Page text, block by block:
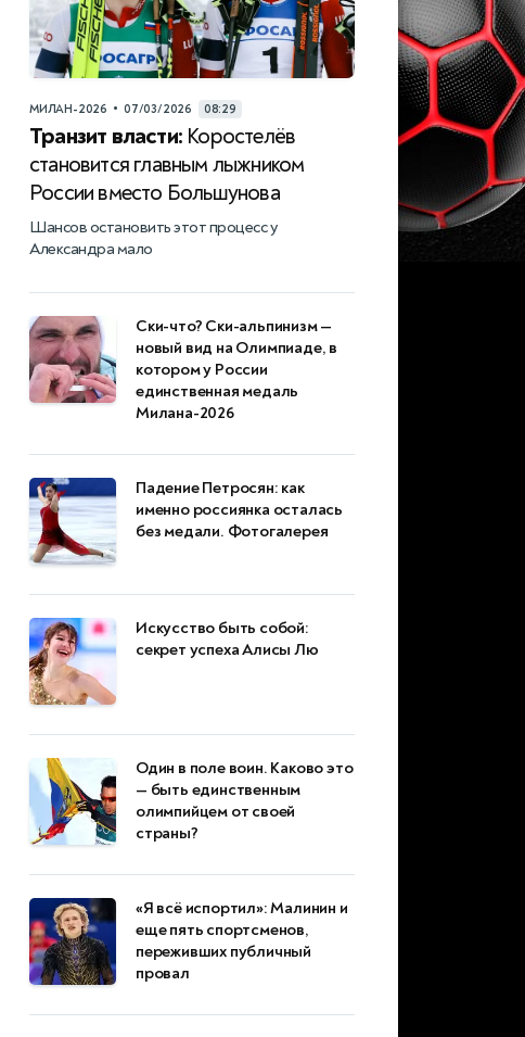
МИЛАН-2026 • 07/03/2026 08:29
Транзит власти: Коростелёв
становится главным лыжником
России вместо Большунова
Шансов остановить этот процесс у
Александра мало
Ски-что? Ски-альпинизм —
новый вид на Олимпиаде, в
котором у России
единственная медаль
Милана-2026
Падение Петросян: как
именно россиянка осталась
без медали. Фотогалерея
Искусство быть собой:
секрет успеха Алисы Лю
Один в поле воин. Каково это
— быть единственным
олимпийцем от своей
страны?
«Я всё испортил»: Малинин и
еще пять спортсменов,
переживших публичный
провал